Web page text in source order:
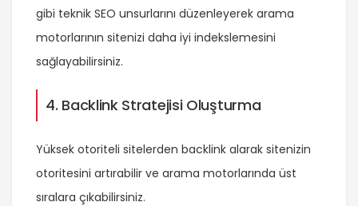
gibi teknik SEO unsurlarını düzenleyerek arama
motorlarının sitenizi daha iyi indekslemesini
sağlayabilirsiniz.
4. Backlink Stratejisi Oluşturma
Yüksek otoriteli sitelerden backlink alarak sitenizin
otoritesini artırabilir ve arama motorlarında üst
sıralara çıkabilirsiniz.